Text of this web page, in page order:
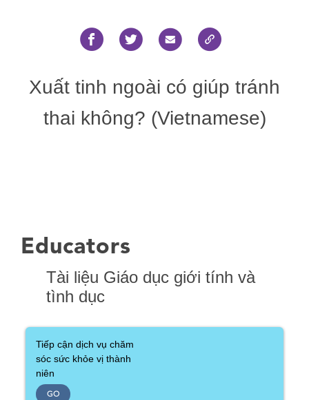
Xuất tinh ngoài có giúp tránh
thai không? (Vietnamese)
Educators
Tài liệu Giáo dục giới tính và
tình dục
Tiếp cận dịch vụ chăm
sóc sức khỏe vị thành
niên
GO